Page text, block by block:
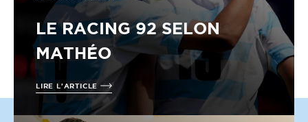
LE RACING 92 SELON
MATHÉO
LIRE L'ARTICLE